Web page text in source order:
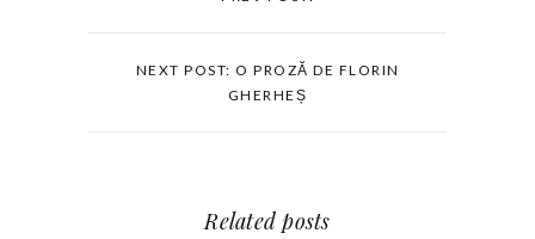
NEXT POST: O PROZĂ DE FLORIN
GHERHEȘ
Related posts